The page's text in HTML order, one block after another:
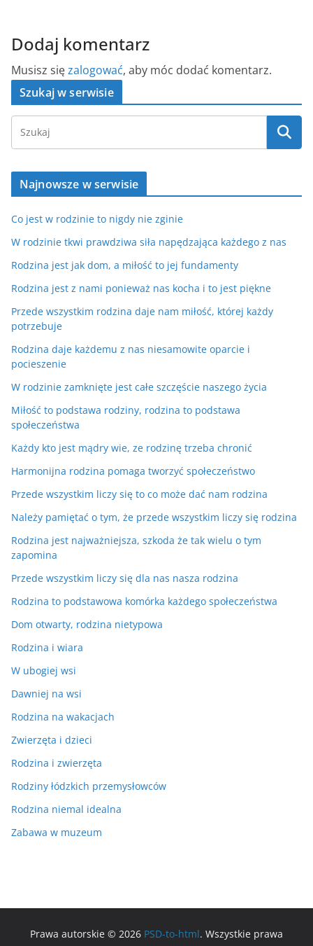
Dodaj komentarz
Musisz sięzalogować, aby móc dodać komentarz.
Szukaj w serwisie
Najnowsze w serwisie
Co jest w rodzinie to nigdy nie zginie
W rodzinie tkwi prawdziwa siła napędzająca każdego z nas
Rodzina jest jak dom, a miłość to jej fundamenty
Rodzina jest z nami ponieważ nas kocha i to jest piękne
Przede wszystkim rodzina daje nam miłość, której każdy
potrzebuje
Rodzina daje każdemu z nas niesamowite oparcie i
pocieszenie
W rodzinie zamknięte jest całe szczęście naszego życia
Miłość to podstawa rodziny, rodzina to podstawa
społeczeństwa
Każdy kto jest mądry wie, ze rodzinę trzeba chronić
Harmonijna rodzina pomaga tworzyć społeczeństwo
Przede wszystkim liczy się to co może dać nam rodzina
Należy pamiętać o tym, że przede wszystkim liczy się rodzina
Rodzina jest najważniejsza, szkoda że tak wielu o tym
zapomina
Przede wszystkim liczy się dla nas nasza rodzina
Rodzina to podstawowa komórka każdego społeczeństwa
Dom otwarty, rodzina nietypowa
Rodzina i wiara
W ubogiej wsi
Dawniej na wsi
Rodzina na wakacjach
Zwierzęta i dzieci
Rodzina i zwierzęta
Rodziny łódzkich przemysłowców
Rodzina niemal idealna
Zabawa w muzeum
Prawa autorskie © 2026 PSD-to-html. Wszystkie prawa